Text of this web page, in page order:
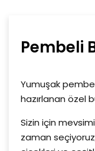
Pembeli
Yumuşak
hazırlanan özel
Sizin için
zaman